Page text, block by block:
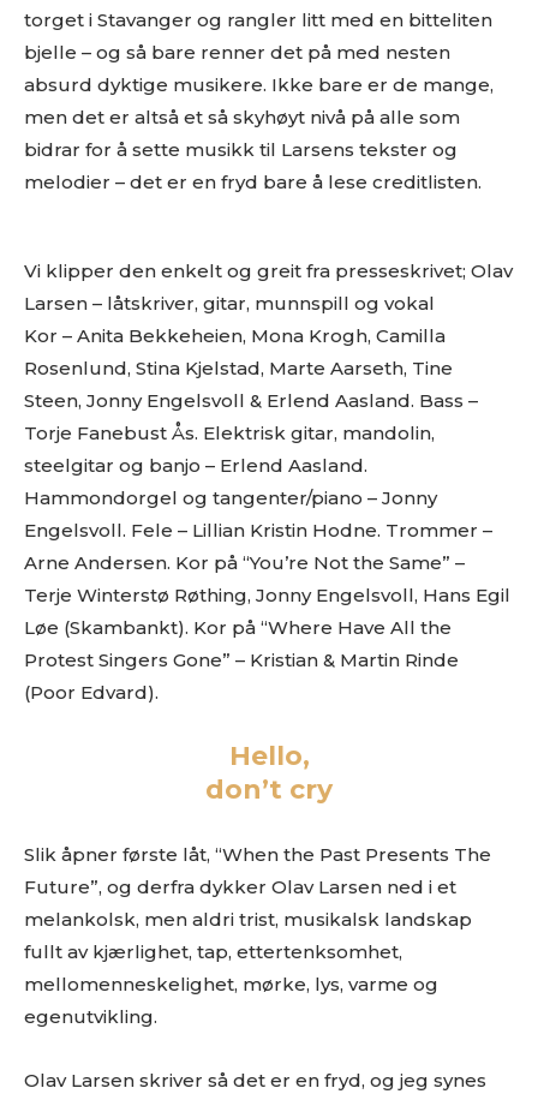
torget i Stavanger og rangler litt med en bitteliten
bjelle – og så bare renner det på med nesten
absurd dyktige musikere. Ikke bare er de mange,
men det er altså et så skyhøyt nivå på alle som
bidrar for å sette musikk til Larsens tekster og
melodier – det er en fryd bare å lese creditlisten.
Vi klipper den enkelt og greit fra presseskrivet; Olav
Larsen – låtskriver, gitar, munnspill og vokal
Kor – Anita Bekkeheien, Mona Krogh, Camilla
Rosenlund, Stina Kjelstad, Marte Aarseth, Tine
Steen, Jonny Engelsvoll & Erlend Aasland. Bass –
Torje Fanebust Ås. Elektrisk gitar, mandolin,
steelgitar og banjo – Erlend Aasland.
Hammondorgel og tangenter/piano – Jonny
Engelsvoll. Fele – Lillian Kristin Hodne. Trommer –
Arne Andersen. Kor på “You’re Not the Same” –
Terje Winterstø Røthing, Jonny Engelsvoll, Hans Egil
Løe (Skambankt). Kor på “Where Have All the
Protest Singers Gone” – Kristian & Martin Rinde
(Poor Edvard).
Hello,
don’t cry
Slik åpner første låt, “When the Past Presents The
Future”, og derfra dykker Olav Larsen ned i et
melankolsk, men aldri trist, musikalsk landskap
fullt av kjærlighet, tap, ettertenksomhet,
mellomenneskelighet, mørke, lys, varme og
egenutvikling.
Olav Larsen skriver så det er en fryd, og jeg synes